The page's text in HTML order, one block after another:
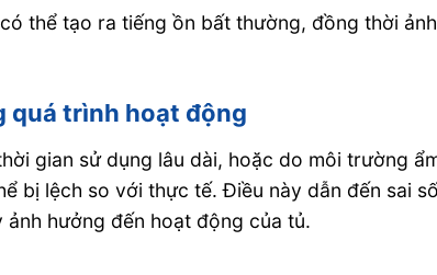
thể tạo ra tiếng ồn bất thường, đồng thời ảnh
quá trình hoạt động
gian sử dụng lâu dài, hoặc do môi trường
bị lệch so với thực tế. Điều này dẫn đến sai
hưởng đến hoạt động của tủ.